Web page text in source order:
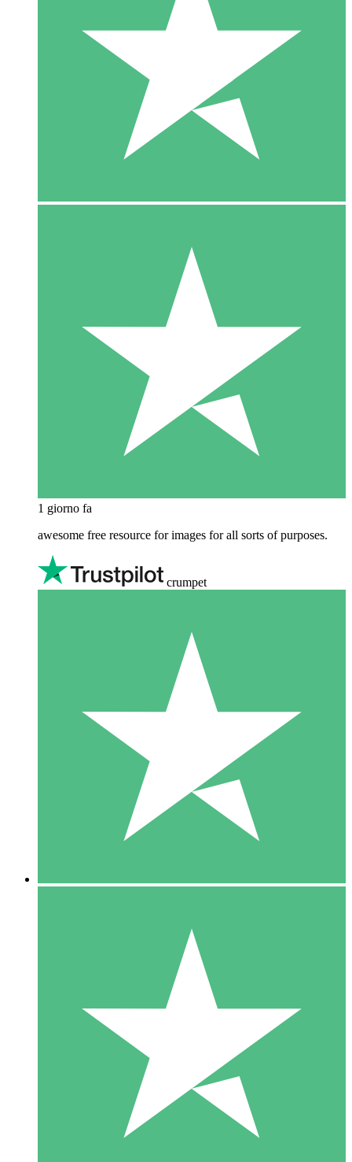
1 giorno fa
awesome free resource for images for all sorts of purposes.
crumpet